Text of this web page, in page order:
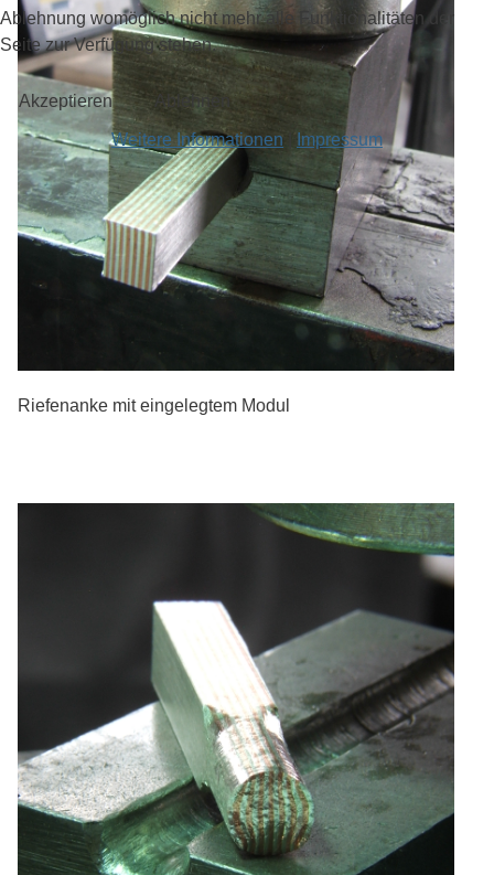
Riefenanke mit eingelegtem Modul
Ablehnung womöglich nicht mehr alle Funktionalitäten der
Seite zur Verfügung stehen.
Akzeptieren Ablehnen
Weitere Informationen | Impressum